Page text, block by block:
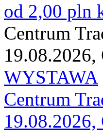
od 2,00 pln
Centrum
WYSTAWA
Centrum